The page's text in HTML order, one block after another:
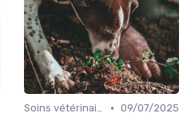
Soins vétérinaires pour chiens de chasse • 09/07/2025